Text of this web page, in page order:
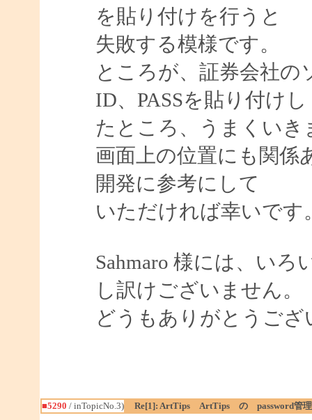
を貼り付けを行うと
失敗する模様です。
ところが、証券会社の
ID、PASSを貼り付けし
たところ、うまくいき
画面上の位置にも関係
開発に参考にして
いただければ幸いです
Sahmaro 様には、い
し訳けございません。
どうもありがとうござ
■5290 / inTopicNo.3) Re[1]: ArtTips ArtTips の password管理